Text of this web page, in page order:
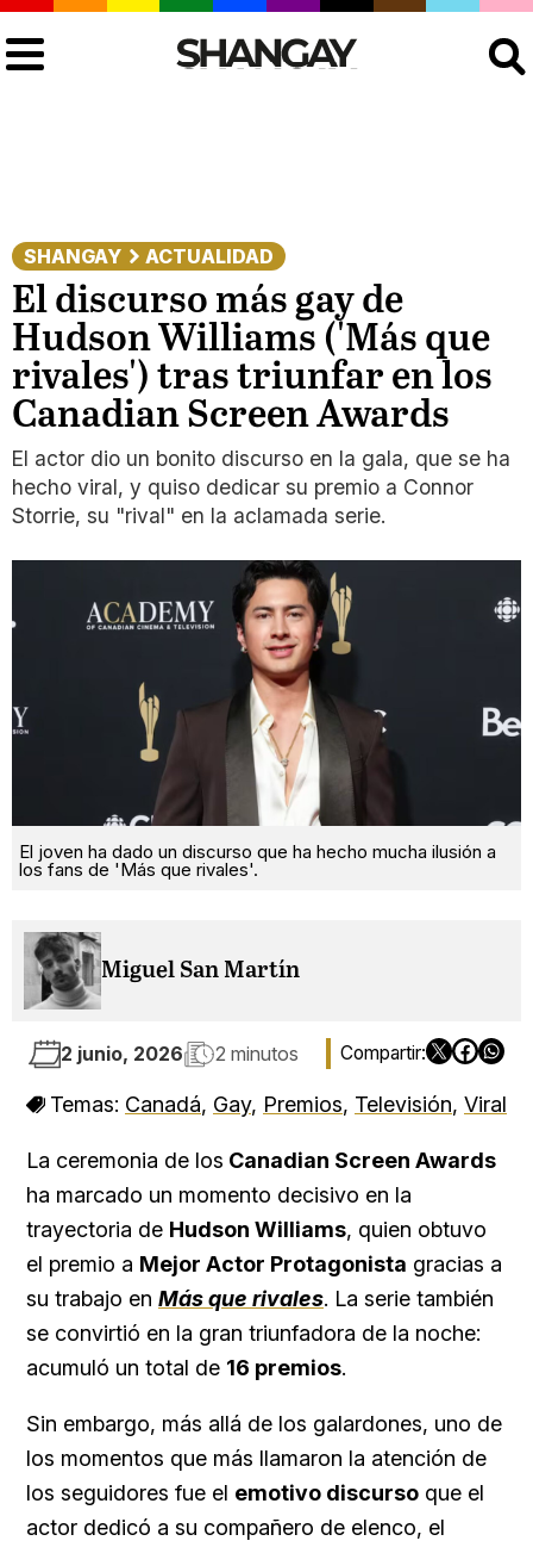
SHANGAY ACTUALIDAD
El discurso más gay de
Hudson Williams ('Más que
rivales') tras triunfar en los
Canadian Screen Awards
El actor dio un bonito discurso en la gala, que se ha
hecho viral, y quiso dedicar su premio a Connor
Storrie, su "rival" en la aclamada serie.
El joven ha dado un discurso que ha hecho mucha ilusión a
los fans de 'Más que rivales'.
Miguel San Martín
2 junio, 2026 2 minutos
Temas: Canadá, Gay, Premios, Televisión, Viral
La ceremonia de los Canadian Screen Awards
ha marcado un momento decisivo en la
trayectoria de Hudson Williams, quien obtuvo
el premio a Mejor Actor Protagonista gracias a
su trabajo en Más que rivales. La serie también
se convirtió en la gran triunfadora de la noche:
acumuló un total de 16 premios.
Sin embargo, más allá de los galardones, uno de
los momentos que más llamaron la atención de
los seguidores fue el emotivo discurso que el
actor dedicó a su compañero de elenco, el